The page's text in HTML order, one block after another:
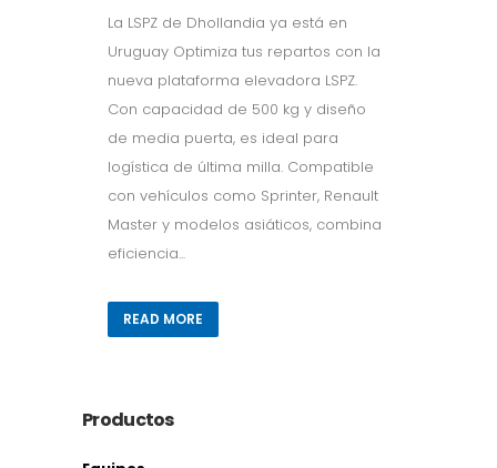
La LSPZ de Dhollandia ya está en
Uruguay Optimiza tus repartos con la
nueva plataforma elevadora LSPZ.
Con capacidad de 500 kg y diseño
de media puerta, es ideal para
logística de última milla. Compatible
con vehículos como Sprinter, Renault
Master y modelos asiáticos, combina
eficiencia...
READ MORE
Productos